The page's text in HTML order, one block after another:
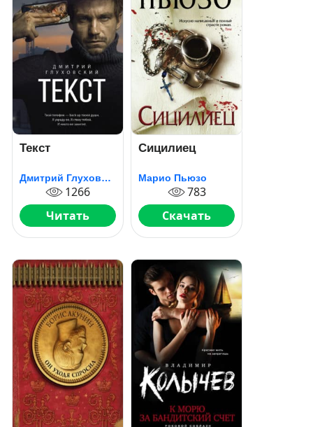
Текст
Дмитрий Глуховский
1266
Читать
Сицилиец
Марио Пьюзо
783
Скачать